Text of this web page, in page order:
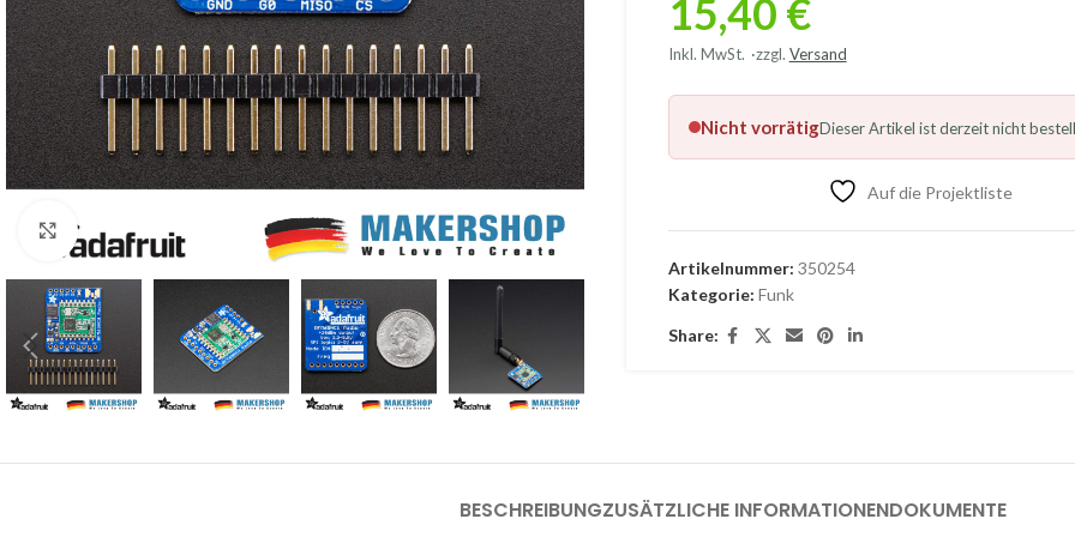
Click to enlarge
15,40 €
Inkl. MwSt. zzgl. Versand
Nicht vorrätigDieser Artikel ist derzeit nicht
Auf die Projektliste
Artikelnummer: 350254
Kategorie: Funk
Share:
BESCHREIBUNGZUSÄTZLICHE INFORMATIONENDOKUMENTE